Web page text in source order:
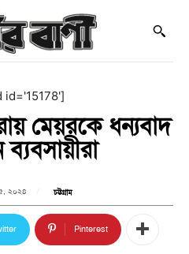
id='15178']
মেয়রকে ধন্যবাদ
২০২৪ চট্টগ্রাম
Pinterest